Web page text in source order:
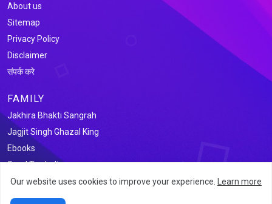
About us
Sitemap
Privacy Policy
Disclaimer
संपर्क करे
FAMILY
Jakhira Bhakti Sangrah
Jagjit Singh Ghazal King
Ebooks
Saral Tax India
Our website uses cookies to improve your experience. Learn more